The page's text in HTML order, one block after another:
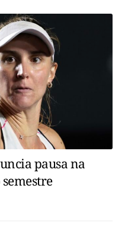
pausa na